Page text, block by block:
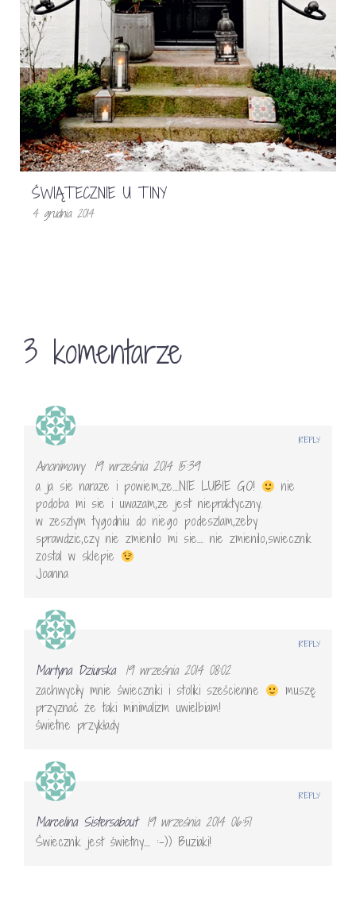
ŚWIĄTECZNIE U TINY
4 grudnia 2014
3 komentarze
Anonimowy
19 września 2014 15:39
a ja sie naraze i powiem,ze….NIE LUBIE GO!
nie
podoba mi sie i uwazam,ze jest niepraktyczny.
w zeszlym tygodniu do niego podeszlam,zeby
sprawdzic,czy nie zmienilo mi sie…. nie zmienilo,swiecznik
zostal w sklepie
Joanna
REPLY
Martyna Dziurska
19 września 2014 08:02
zachwyciły mnie świeczniki i stoliki sześcienne
muszę
przyznać że taki minimalizm uwielbiam!
świetne przykłady
REPLY
Marcelina Sistersabout
19 września 2014 06:51
Świecznik jest świetny…. :-)) Buziaki!
REPLY